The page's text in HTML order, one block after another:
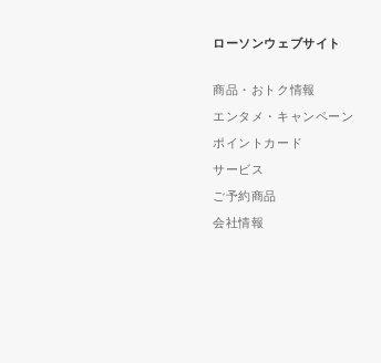
ローソンウェブサイト
商品・おトク情報
エンタメ・キャンペーン
ポイントカード
サービス
ご予約商品
会社情報